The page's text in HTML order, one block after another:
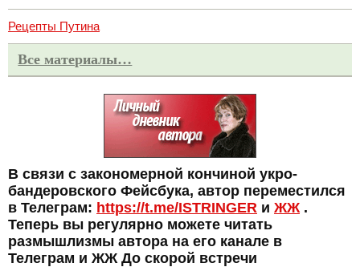
Рецепты Путина
Все материалы…
В связи с закономерной кончиной укро-
бандеровского Фейсбука, автор переместился
в Телеграм: https://t.me/ISTRINGER и ЖЖ .
Теперь вы регулярно можете читать
размышлизмы автора на его канале в
Телеграм и ЖЖ До скорой встречи